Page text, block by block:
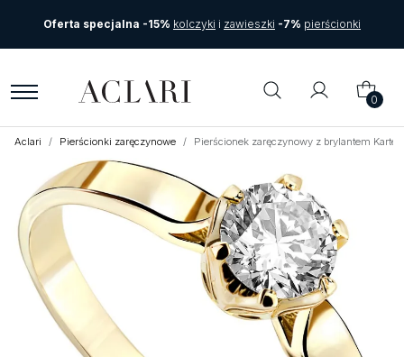
Oferta specjalna -15% kolczyki i zawieszki -7% pierścionki
0
Aclari Pierścionki zaręczynowe Pierścionek zaręczynowy z brylantem